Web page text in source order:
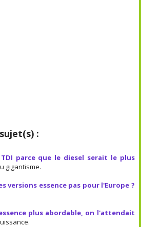
:
parce que le diesel serait le plus
gigantisme.
versions essence pas pour l'Europe ?
plus abordable, on l'attendait